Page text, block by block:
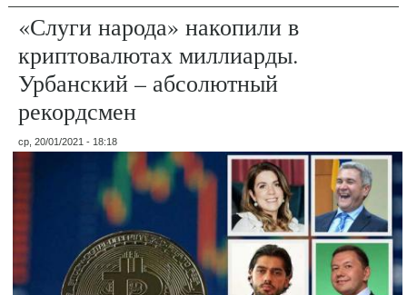
«Слуги народа» накопили в
криптовалютах миллиарды.
Урбанский – абсолютный
рекордсмен
ср, 20/01/2021 - 18:18